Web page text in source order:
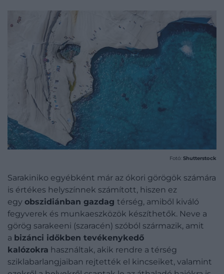
Fotó: Shutterstock
Sarakiniko egyébként már az ókori görögök számára
is értékes helyszínnek számított, hiszen ez
egy obszidiánban gazdag térség, amiből kiváló
fegyverek és munkaeszközök készíthetők. Neve a
görög sarakeeni (szaracén) szóból származik, amit
a bizánci időkben tevékenykedő
kalózokra használtak, akik rendre a térség
sziklabarlangjaiban rejtették el kincseiket, valamint